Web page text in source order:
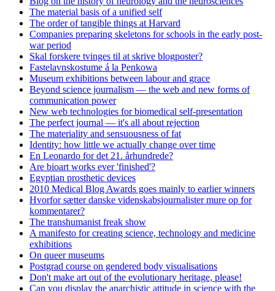
The material basis of a unified self
The order of tangible things at Harvard
Companies preparing skeletons for schools in the early post-
war period
Skal forskere tvinges til at skrive blogposter?
Fastelavnskostume á la Penkowa
Museum exhibitions between labour and grace
Beyond science journalism — the web and new forms of
communication power
New web technologies for biomedical self-presentation
The perfect journal — it's all about rejection
The materiality and sensuousness of fat
Identity: how little we actually change over time
En Leonardo for det 21. århundrede?
Are bioart works ever 'finished'?
Egyptian prosthetic devices
2010 Medical Blog Awards goes mainly to earlier winners
Hvorfor sætter danske videnskabsjournalister mure op for
kommentarer?
The transhumanist freak show
A manifesto for creating science, technology and medicine
exhibitions
On queer museums
Postgrad course on gendered body visualisations
Don't make art out of the evolutionary heritage, please!
Can you display the anarchistic attitude in science with the